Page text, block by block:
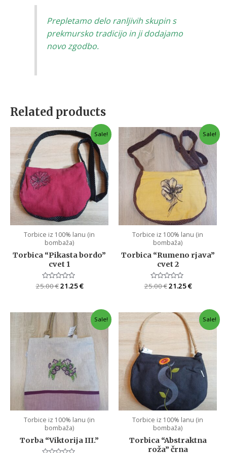
Prepletamo delo ranljivih skupin s
prekmursko tradicijo in ji dodajamo
novo zgodbo.
Related products
Sale!
Torbice iz 100% lanu (in
bombaža)
Torbica “Pikasta bordo”
cvet 1
Rated
0
25.00€21.25€
Sale!
Torbice iz 100% lanu (in
bombaža)
Torbica “Rumeno rjava”
cvet 2
Rated
0
25.00€21.25€
Sale!
Torbice iz 100% lanu (in
bombaža)
Torba “Viktorija III.”
Sale!
Torbice iz 100% lanu (in
bombaža)
Torbica “Abstraktna
roža” črna